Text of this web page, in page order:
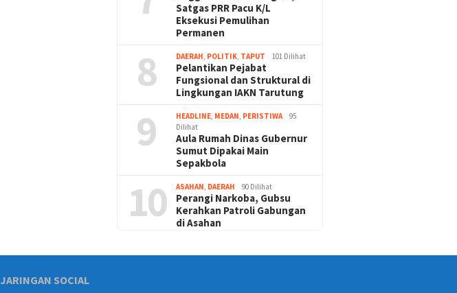
Satgas PRR Pacu K/L
Eksekusi Pemulihan
Permanen
8 DAERAH, POLITIK, TAPUT 101 Dilihat
Pelantikan Pejabat
Fungsional dan Struktural di
Lingkungan IAKN Tarutung
9 HEADLINE, MEDAN, PERISTIWA
95
Dilihat
Aula Rumah Dinas Gubernur
Sumut Dipakai Main
Sepakbola
10 ASAHAN, DAERAH 90 Dilihat
Perangi Narkoba, Gubsu
Kerahkan Patroli Gabungan
di Asahan
JARINGAN SOCIAL